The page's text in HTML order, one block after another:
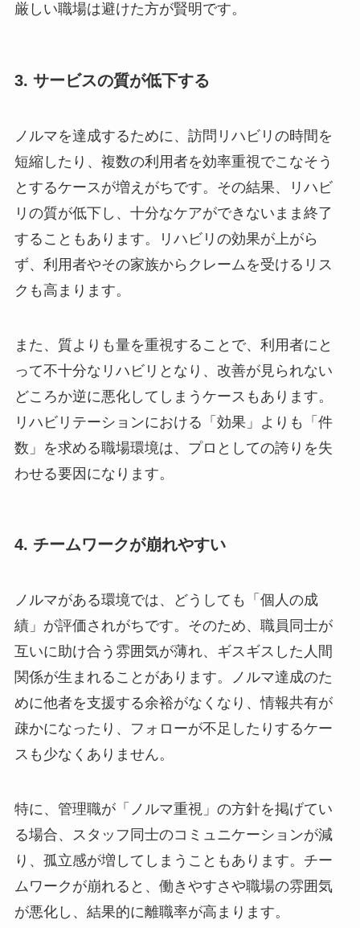
厳しい職場は避けた方が賢明です。
3. サービスの質が低下する
ノルマを達成するために、訪問リハビリの時間を
短縮したり、複数の利用者を効率重視でこなそう
とするケースが増えがちです。その結果、リハビ
リの質が低下し、十分なケアができないまま終了
することもあります。リハビリの効果が上がら
ず、利用者やその家族からクレームを受けるリス
クも高まります。
また、質よりも量を重視することで、利用者にと
って不十分なリハビリとなり、改善が見られない
どころか逆に悪化してしまうケースもあります。
リハビリテーションにおける「効果」よりも「件
数」を求める職場環境は、プロとしての誇りを失
わせる要因になります。
4. チームワークが崩れやすい
ノルマがある環境では、どうしても「個人の成
績」が評価されがちです。そのため、職員同士が
互いに助け合う雰囲気が薄れ、ギスギスした人間
関係が生まれることがあります。ノルマ達成のた
めに他者を支援する余裕がなくなり、情報共有が
疎かになったり、フォローが不足したりするケー
スも少なくありません。
特に、管理職が「ノルマ重視」の方針を掲げてい
る場合、スタッフ同士のコミュニケーションが減
り、孤立感が増してしまうこともあります。チー
ムワークが崩れると、働きやすさや職場の雰囲気
が悪化し、結果的に離職率が高まります。